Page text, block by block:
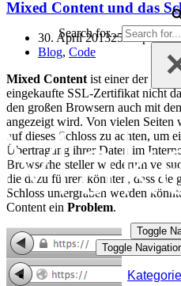
Search for...
Toggle
Toggle
Mixed Content und das
30. April 201325. September
Blog, Code
Mixed Content ist einer der
eingekaufte SSL-Zertifikat nicht
den großen Browsern auch mit
angezeigt wird. Von vielen Seiten
auf dieses Schloss zu achten, um
Übertragung ihrer Daten im
Browserhersteller wiederum
die dazu führen könnten, dass die
Schloss untergraben werden
Content ein Problem.